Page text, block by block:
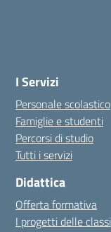
scuola
I Servizi
Personale scolastico
Famiglie e studenti
Percorsi di studio
Tutti i servizi
Didattica
Offerta formativa
I progetti delle classi